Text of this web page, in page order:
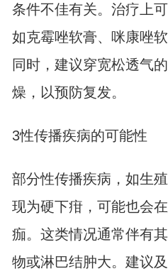
条件不佳有关。治疗上
如克霉唑软膏、咪康唑
同时，建议穿宽松透气
燥，以预防复发。
3性传播疾病的可能性
部分性传播疾病，如生
现为硬下疳，可能也会
痂。这类情况通常伴有
物或淋巴结肿大。建议